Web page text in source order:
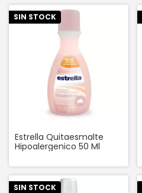
SIN STOCK
Estrella Quitaesmalte
Hipoalergenico 50 Ml
SIN STOCK